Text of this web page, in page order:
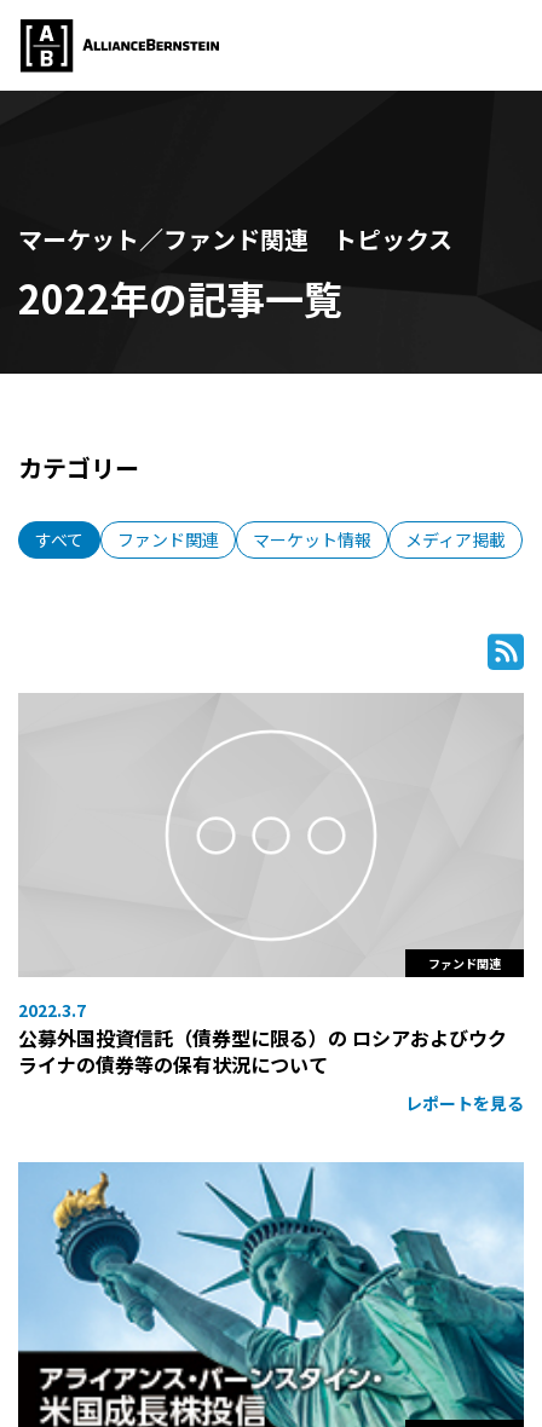
マーケット／ファンド関連 トピックス
2022年の記事一覧
カテゴリー
すべて ファンド関連 マーケット情報 メディア掲載
ファンド関連
2022.3.7
公募外国投資信託（債券型に限る）の ロシアおよびウク
ライナの債券等の保有状況について
レポートを見る